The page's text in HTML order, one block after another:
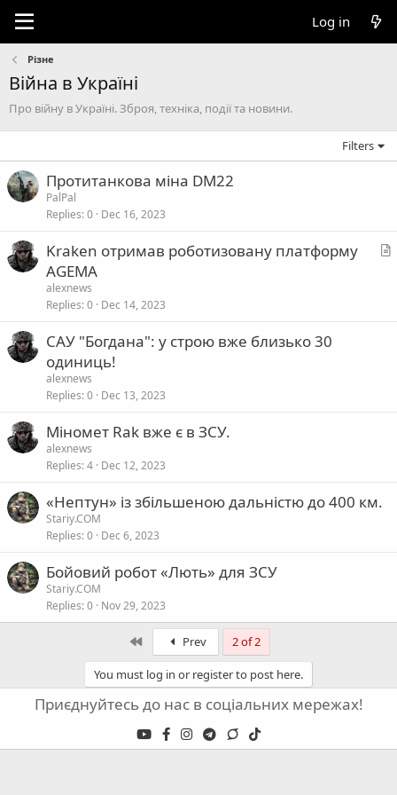
Log in
Різне
Війна в Україні
Про війну в Україні. Зброя, техніка, події та новини.
Filters
Протитанкова міна DM22
PalPal
Replies 0 Dec 16, 2023
A
Kraken отримав роботизовану платформу
AGEMA
alexnews
Replies 0 Dec 14, 2023
САУ "Богдана": у строю вже близько 30
одиниць!
alexnews
Replies 0 Dec 13, 2023
Міномет Rak вже є в ЗСУ.
alexnews
Replies 4 Dec 12, 2023
«Нептун» із збільшеною дальністю до 400 км.
Stariy.COM
Replies 0 Dec 6, 2023
Бойовий робот «Лють» для ЗСУ
Stariy.COM
Replies 0 Nov 29, 2023
First Prev 2 of 2
You must log in or register to post here.
Приєднуйтесь до нас в соціальних мережах!